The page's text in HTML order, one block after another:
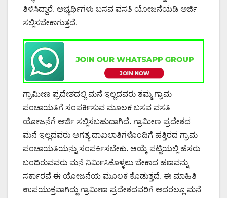
ತಿಳಿಸಿದ್ದಾರೆ. ಅಭ್ಯರ್ಥಿಗಳು ಬಸವ ವಸತಿ ಯೋಜನೆಯಡಿ ಅರ್ಜಿ
ಸಲ್ಲಿಸಬೇಕಾಗುತ್ತದೆ.
ಗ್ರಾಮೀಣ ಪ್ರದೇಶದಲ್ಲಿ ಮನೆ ಇಲ್ಲದವರು ತಮ್ಮ ಗ್ರಾಮ
ಪಂಚಾಯತಿಗೆ ಸಂಪರ್ಕಿಸುವ ಮೂಲಕ ಬಸವ ವಸತಿ
ಯೋಜನೆಗೆ ಅರ್ಜಿ ಸಲ್ಲಿಸಬಹುದಾಗಿದೆ. ಗ್ರಾಮೀಣ ಪ್ರದೇಶದ
ಮನೆ ಇಲ್ಲದವರು ಅಗತ್ಯ ದಾಖಲಾತಿಗಳೊಂದಿಗೆ ಹತ್ತಿರದ ಗ್ರಾಮ
ಪಂಚಾಯತಿಯನ್ನು ಸಂಪರ್ಕಿಸಬೇಕು. ಆಯ್ಕೆ ಪಟ್ಟಿಯಲ್ಲಿ ಹೆಸರು
ಬಂದಿರುವವರು ಮನೆ ನಿರ್ಮಿಸಿಕೊಳ್ಳಲು ಬೇಕಾದ ಹಣವನ್ನು
ಸರ್ಕಾರವೆ ಈ ಯೋಜನೆಯ ಮೂಲಕ ಕೊಡುತ್ತದೆ. ಈ ಮಾಹಿತಿ
ಉಪಯುಕ್ತವಾಗಿದ್ದು ಗ್ರಾಮೀಣ ಪ್ರದೇಶದವರಿಗೆ ಅದರಲ್ಲೂ ಮನೆ